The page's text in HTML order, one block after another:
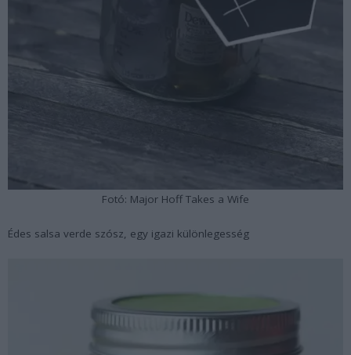
Fotó: Major Hoff Takes a Wife
Édes salsa verde szósz, egy igazi különlegesség